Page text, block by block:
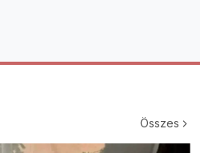
Összes